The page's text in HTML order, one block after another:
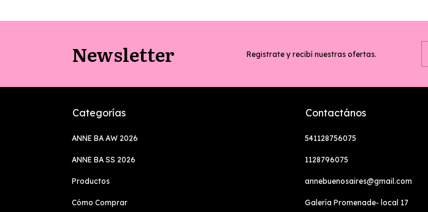
Newsletter Registrate y recibí nuestras ofertas.
Categorías
ANNE BA AW 2026
ANNE BA SS 2026
Productos
Cómo Comprar
Contactános
541128756075
1128796075
annebuenosaires@gmail.com
Galería Promenade- local 17